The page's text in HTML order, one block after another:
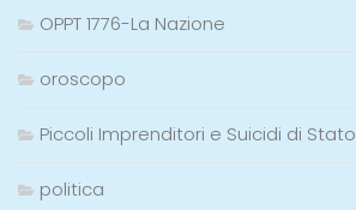
OPPT 1776-La Nazione
oroscopo
Piccoli Imprenditori e Suicidi di Stato
politica